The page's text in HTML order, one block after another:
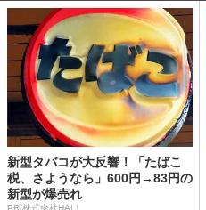
新型タバコが大反響！「たばこ
税、さようなら」600円→83円の
新型が爆売れ
PR(株式会社HAL)